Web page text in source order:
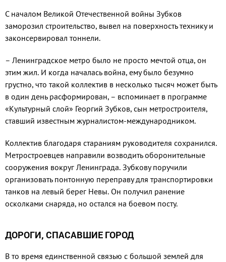
С началом Великой Отечественной войны Зубков
заморозил строительство, вывел на поверхность технику и
законсервировал тоннели.
– Ленинградское метро было не просто мечтой отца, он
этим жил. И когда началась война, ему было безумно
грустно, что такой коллектив в несколько тысяч может быть
в один день расформирован, – вспоминает в программе
«Культурный слой» Георгий Зубков, сын метростроителя,
ставший известным журналистом-международником.
Коллектив благодаря стараниям руководителя сохранился.
Метростроевцев направили возводить оборонительные
сооружения вокруг Ленинграда. Зубкову поручили
организовать понтонную переправу для транспортировки
танков на левый берег Невы. Он получил ранение
осколками снаряда, но остался на боевом посту.
ДОРОГИ, СПАСАВШИЕ ГОРОД
В то время единственной связью с большой землей для